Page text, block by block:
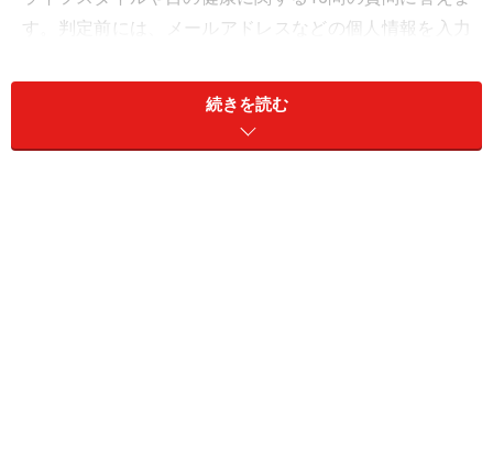
す。判定前には、メールアドレスなどの個人情報を入力
【お手軽診断】あなたのVDT症候群レベルは[目の健
続きを読む